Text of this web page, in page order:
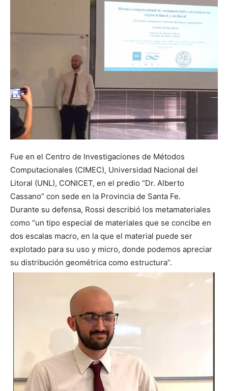
Fue en el Centro de Investigaciones de Métodos
Computacionales (CIMEC), Universidad Nacional del
Litoral (UNL), CONICET, en el predio “Dr. Alberto
Cassano” con sede en la Provincia de Santa Fe.
Durante su defensa, Rossi describió los metamateriales
como “un tipo especial de materiales que se concibe en
dos escalas macro, en la que el material puede ser
explotado para su uso y micro, donde podemos apreciar
su distribución geométrica como estructura”.